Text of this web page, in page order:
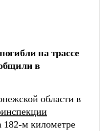
на трассе
в
области в
182-м километре